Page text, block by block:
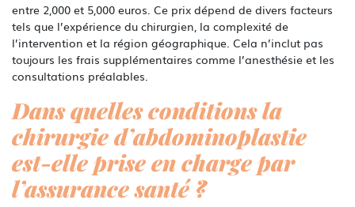
entre 2,000 et 5,000 euros. Ce prix dépend de divers facteurs
tels que l’expérience du chirurgien, la complexité de
l’intervention et la région géographique. Cela n’inclut pas
toujours les frais supplémentaires comme l’anesthésie et les
consultations préalables.
Dans quelles conditions la
chirurgie d’abdominoplastie
est-elle prise en charge par
l’assurance santé ?